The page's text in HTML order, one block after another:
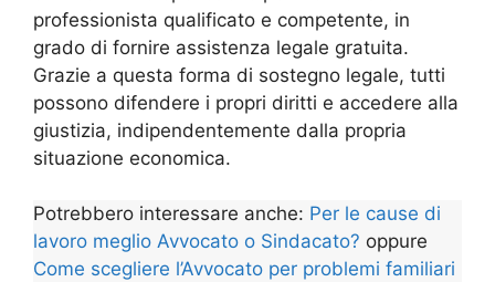
professionista qualificato e competente, in
grado di fornire assistenza legale gratuita.
Grazie a questa forma di sostegno legale, tutti
possono difendere i propri diritti e accedere alla
giustizia, indipendentemente dalla propria
situazione economica.
Potrebbero interessare anche: Per le cause di
lavoro meglio Avvocato o Sindacato? oppure
Come scegliere l’Avvocato per problemi familiari